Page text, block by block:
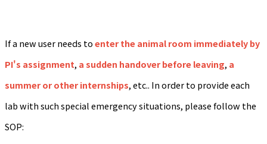
If a new user needs toenter the animal room immediately by
PI's assignment, a sudden handover before leaving, a
summer or other internships, etc.. In order to provide each
lab with such special emergency situations, please follow the
SOP: